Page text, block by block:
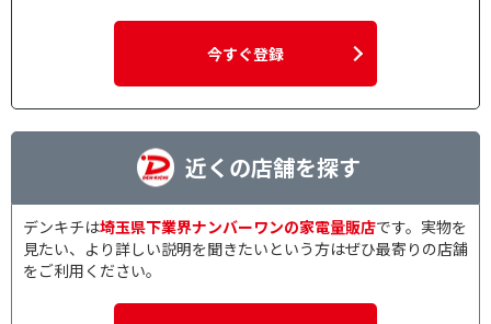
今すぐ登録
近くの店舗を探す
デンキチは埼玉県下業界ナンバーワンの家電量販店です。実物を
見たい、より詳しい説明を聞きたいという方はぜひ最寄りの店舗
をご利用ください。